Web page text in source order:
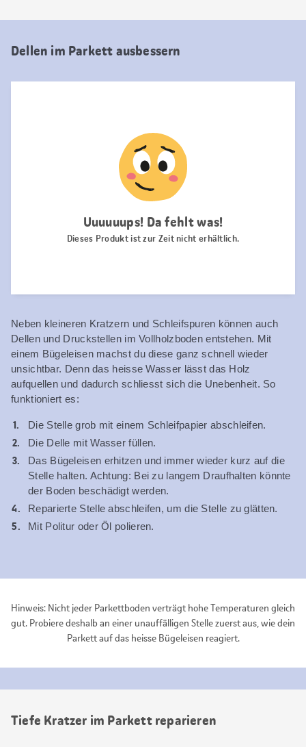
Dellen im Parkett ausbessern
Neben kleineren Kratzern und Schleifspuren können auch
Dellen und Druckstellen im Vollholzboden entstehen. Mit
einem Bügeleisen machst du diese ganz schnell wieder
unsichtbar. Denn das heisse Wasser lässt das Holz
aufquellen und dadurch schliesst sich die Unebenheit. So
funktioniert es:
Die Stelle grob mit einem Schleifpapier abschleifen.
Die Delle mit Wasser füllen.
Das Bügeleisen erhitzen und immer wieder kurz auf die
Stelle halten. Achtung: Bei zu langem Draufhalten könnte
der Boden beschädigt werden.
Reparierte Stelle abschleifen, um die Stelle zu glätten.
Mit Politur oder Öl polieren.
Hinweis: Nicht jeder Parkettboden verträgt hohe Temperaturen gleich
gut. Probiere deshalb an einer unauffälligen Stelle zuerst aus, wie dein
Parkett auf das heisse Bügeleisen reagiert.
Tiefe Kratzer im Parkett reparieren